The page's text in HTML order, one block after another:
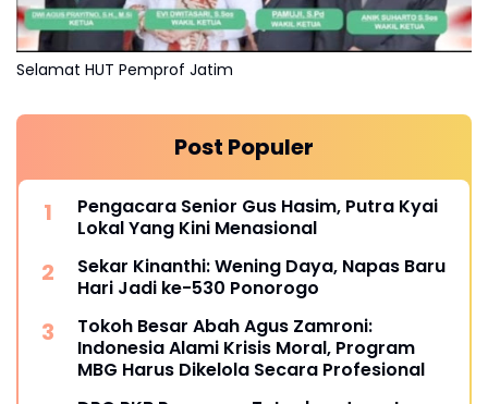
Selamat HUT Pemprof Jatim
Post Populer
Pengacara Senior Gus Hasim, Putra Kyai
Lokal Yang Kini Menasional
Sekar Kinanthi: Wening Daya, Napas Baru
Hari Jadi ke-530 Ponorogo
Tokoh Besar Abah Agus Zamroni:
Indonesia Alami Krisis Moral, Program
MBG Harus Dikelola Secara Profesional